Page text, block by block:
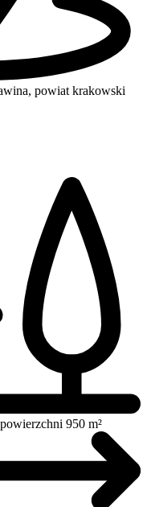
powiat krakowski
950 m²